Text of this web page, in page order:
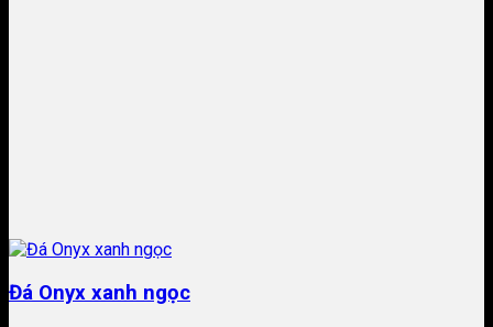
Đá Onyx xanh ngọc